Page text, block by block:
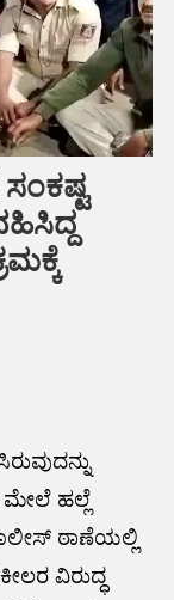
ಹಲ್ಲೆ
ಠಾಣೆಯಲ್ಲಿ
ವಿರುದ್ಧ